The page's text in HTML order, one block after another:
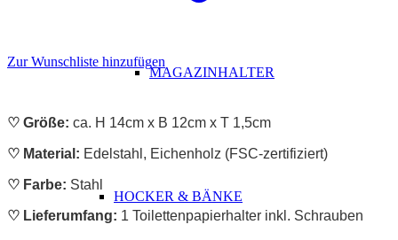
MAGAZINHALTER
HOCKER & BÄNKE
Zur Wunschliste hinzufügen
♡ Größe: ca. H 14cm x B 12cm x T 1,5cm
♡ Material: Edelstahl, Eichenholz (FSC-zertifiziert)
♡ Farbe: Stahl
♡ Lieferumfang: 1 Toilettenpapierhalter inkl. Schrauben